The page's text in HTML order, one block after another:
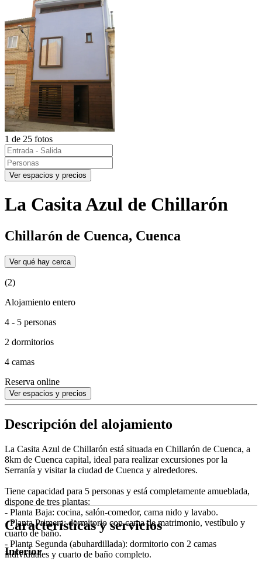
1 de 25 fotos
Ver espacios y precios
La Casita Azul de Chillarón
Chillarón de Cuenca, Cuenca
Ver qué hay cerca
(2)
Alojamiento entero
4 - 5 personas
2 dormitorios
4 camas
Reserva online
Ver espacios y precios
Descripción del alojamiento
La Casita Azul de Chillarón está situada en Chillarón de Cuenca, a
8km de Cuenca capital, ideal para realizar excursiones por la
Serranía y visitar la ciudad de Cuenca y alrededores.
Tiene capacidad para 5 personas y está completamente amueblada,
dispone de tres plantas:
- Planta Baja: cocina, salón-comedor, cama nido y lavabo.
- Planta Primera: dormitorio con cama de matrimonio, vestíbulo y
cuarto de baño.
- Planta Segunda (abuhardillada): dormitorio con 2 camas
individuales y cuarto de baño completo.
Características y servicios
Interior